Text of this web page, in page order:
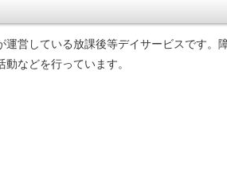
運営している放課後等デイサービスです。
などを行っています。